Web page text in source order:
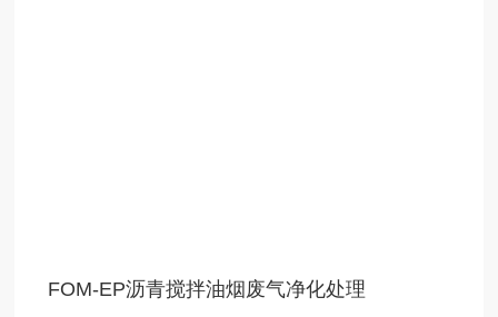
FOM-EP沥青搅拌油烟废气净化处理